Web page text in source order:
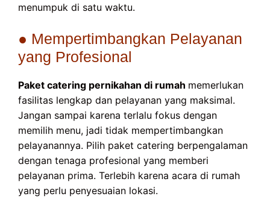
menumpuk di satu waktu.
● Mempertimbangkan Pelayanan
yang Profesional
Paket catering pernikahan di rumah memerlukan
fasilitas lengkap dan pelayanan yang maksimal.
Jangan sampai karena terlalu fokus dengan
memilih menu, jadi tidak mempertimbangkan
pelayanannya. Pilih paket catering berpengalaman
dengan tenaga profesional yang memberi
pelayanan prima. Terlebih karena acara di rumah
yang perlu penyesuaian lokasi.